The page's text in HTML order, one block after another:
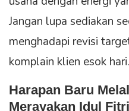
Jangan lupa sediakan
menghadapi revisi
komplain klien esok hari.
Harapan Baru
Merayakan Idul Fitri